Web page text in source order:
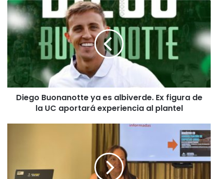
D
i
e
g
B
o
n
Diego Buonanotte ya es albiverde. Ex figura de
la UC aportará experiencia al plantel